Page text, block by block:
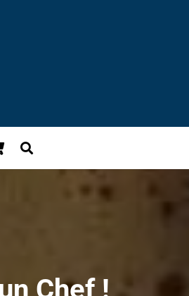
Chef !